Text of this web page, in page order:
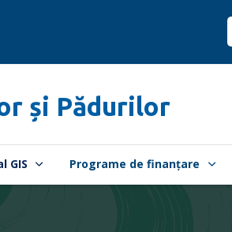
și Pădurilor
GIS Programe de finanțare